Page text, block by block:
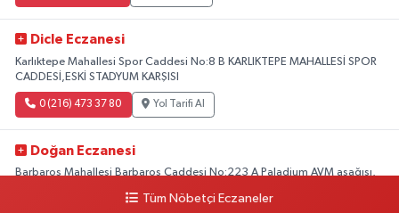
Dicle Eczanesi
Karlıktepe Mahallesi Spor Caddesi No:8 B KARLIKTEPE MAHALLESİ SPOR
CADDESİ,ESKİ STADYUM KARŞISI
0 (216) 473 37 80 Yol Tarifi Al
Doğan Eczanesi
Barbaros Mahallesi Barbaros Caddesi No:223 A Paladium AVM aşağısı,
Tüm Nöbetçi Eczaneler